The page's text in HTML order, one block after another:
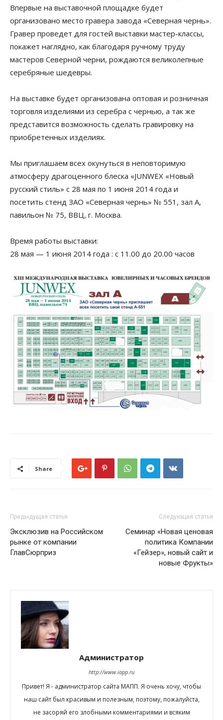
Впервые на выставочной площадке будет
организовано место гравера завода «Северная чернь».
Гравер проведет для гостей выставки мастер-классы,
покажет наглядно, как благодаря ручному труду
мастеров Северной черни, рождаются великолепные
серебряные шедевры.
На выставке будет организована оптовая и розничная
торговля изделиями из серебра с чернью, а так же
представится возможность сделать гравировку на
приобретенных изделиях.
Мы приглашаем всех окунуться в неповторимую
атмосферу драгоценного блеска «JUNWEX «Новый
русский стиль» с 28 мая по 1 июня 2014 года и
посетить стенд ЗАО «Северная чернь» № 551, зал А,
павильон № 75, ВВЦ, г. Москва.
Время работы выставки:
28 мая — 1 июня 2014 года : с 11.00 до 20.00 часов
Share
Предыдущая статья
Эксклюзив на Российском
рынке от компании
ГлавСюрприз
Следующая статья
Семинар «Новая ценовая
политика Компании
«Гейзер», новый сайт и
новые Фрукты»
Администратор
http://www.iapp.ru
Привет! Я - администратор сайта МАПП. Я очень хочу, чтобы
наш сайт был красивым и полезным, поэтому, пожалуйста,
не засоряй его злобными комментариями и всяким